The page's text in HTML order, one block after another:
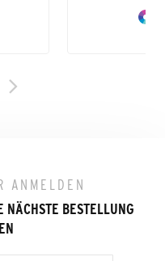
ANMELDEN
NÄCHSTE BESTELLUNG